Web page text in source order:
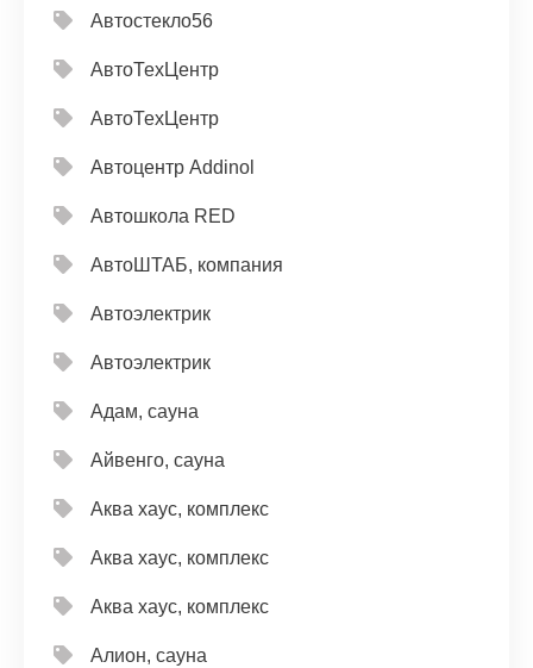
Автостекло56
АвтоТехЦентр
АвтоТехЦентр
Автоцентр Addinol
Автошкола RED
АвтоШТАБ, компания
Автоэлектрик
Автоэлектрик
Адам, сауна
Айвенго, сауна
Аква хаус, комплекс
Аква хаус, комплекс
Аква хаус, комплекс
Алион, сауна